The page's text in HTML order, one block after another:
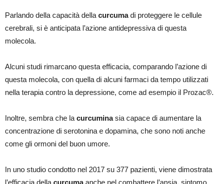
Parlando della capacità della curcumadi proteggere le cellule
cerebrali, si è anticipata l’azione antidepressiva di questa
molecola.
Alcuni studi rimarcano questa efficacia, comparando l’azione di
questa molecola, con quella di alcuni farmaci da tempo utilizzati
nella terapia contro la depressione, come ad esempio il Prozac®.
Inoltre, sembra che la curcuminasia capace di aumentare la
concentrazione di serotonina e dopamina, che sono noti anche
come gli ormoni del buon umore.
In uno studio condotto nel 2017 su 377 pazienti, viene dimostrata